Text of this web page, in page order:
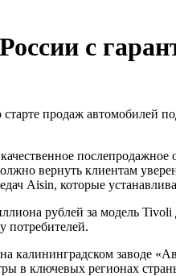
с
вернуть клиентам
Aisin, которые
рублей за модель
потребителей.
калининградском заводе
в ключевых регионах